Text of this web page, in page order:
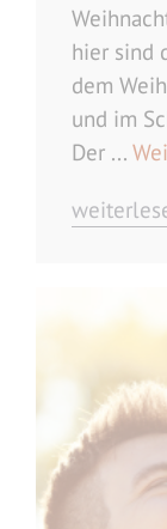
hier sind
dem
und im
Der ...